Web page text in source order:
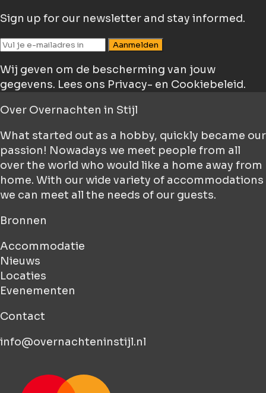
Sign up for our newsletter and stay informed.
Aanmelden
Wij geven om de bescherming van jouw
gegevens. Lees ons Privacy- en Cookiebeleid.
Over Overnachten in Stijl
What started out as a hobby, quickly became our
passion! Nowadays we meet people from all
over the world who would like a home away from
home. With our wide variety of accommodations
we can meet all the needs of our guests.
Bronnen
Accommodatie
Nieuws
Locaties
Evenementen
Contact
info@overnachteninstijl.nl